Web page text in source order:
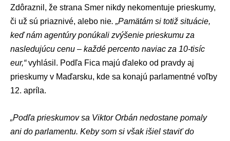
Zdôraznil, že strana Smer nikdy nekomentuje prieskumy,
či už sú priaznivé, alebo nie. „Pamätám si totiž situácie,
keď nám agentúry ponúkali zvýšenie prieskumu za
nasledujúcu cenu – každé percento naviac za 10-tisíc
eur,“vyhlásil. Podľa Fica majú ďaleko od pravdy aj
prieskumy v Maďarsku, kde sa konajú parlamentné voľby
12. apríla.
„Podľa prieskumov sa Viktor Orbán nedostane pomaly
ani do parlamentu. Keby som si však išiel staviť do